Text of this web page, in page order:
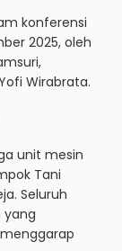
konferensi
2025, oleh
Wirabrata.
unit mesin
Tani
Seluruh